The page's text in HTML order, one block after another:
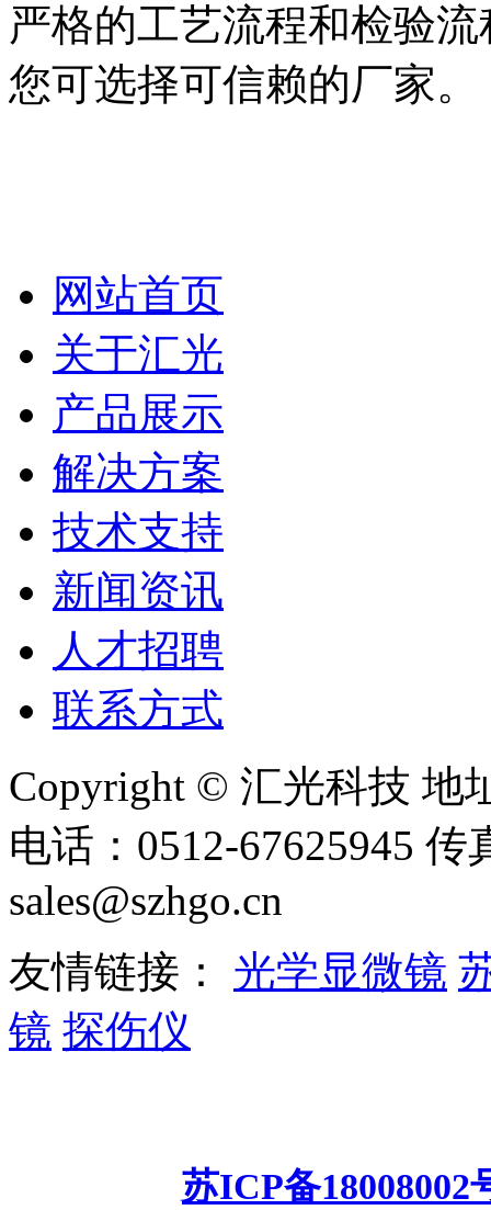
严格的工艺流程和检验
您可选择可信赖的厂家。
网站首页
关于汇光
产品展示
解决方案
技术支持
新闻资讯
人才招聘
联系方式
Copyright © 汇光科技 地
电话：0512-67625945 传
sales@szhgo.cn
友情链接： 光学显微镜
镜 探伤仪
苏ICP备18008002